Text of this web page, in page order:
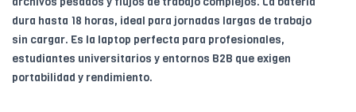
dura hasta 18 horas, ideal para jornadas largas de trabajo
sin cargar. Es la laptop perfecta para profesionales,
estudiantes universitarios y entornos B2B que exigen
portabilidad y rendimiento.